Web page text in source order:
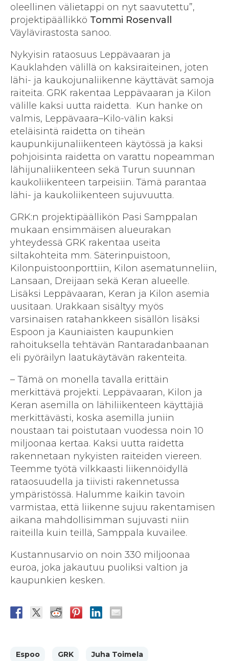
oleellinen välietappi on nyt saavutettu”,
projektipäällikkö Tommi Rosenvall
Väylävirastosta sanoo.
Nykyisin rataosuus Leppävaaran ja
Kauklahden välillä on kaksiraiteinen, joten
lähi- ja kaukojunaliikenne käyttävät samoja
raiteita. GRK rakentaa Leppävaaran ja Kilon
välille kaksi uutta raidetta. Kun hanke on
valmis, Leppävaara–Kilo-välin kaksi
eteläisintä raidetta on tiheän
kaupunkijunaliikenteen käytössä ja kaksi
pohjoisinta raidetta on varattu nopeamman
lähijunaliikenteen sekä Turun suunnan
kaukoliikenteen tarpeisiin. Tämä parantaa
lähi- ja kaukoliikenteen sujuvuutta.
GRK:n projektipäällikön Pasi Samppalan
mukaan ensimmäisen alueurakan
yhteydessä GRK rakentaa useita
siltakohteita mm. Säterinpuistoon,
Kilonpuistoonporttiin, Kilon asematunneliin,
Lansaan, Dreijaan sekä Keran alueelle.
Lisäksi Leppävaaran, Keran ja Kilon asemia
uusitaan. Urakkaan sisältyy myös
varsinaisen ratahankkeen sisällön lisäksi
Espoon ja Kauniaisten kaupunkien
rahoituksella tehtävän Rantaradanbaanan
eli pyöräilyn laatukäytävän rakenteita.
– Tämä on monella tavalla erittäin
merkittävä projekti. Leppävaaran, Kilon ja
Keran asemilla on lähiliikenteen käyttäjiä
merkittävästi, koska asemilla juniin
noustaan tai poistutaan vuodessa noin 10
miljoonaa kertaa. Kaksi uutta raidetta
rakennetaan nykyisten raiteiden viereen.
Teemme työtä vilkkaasti liikennöidyllä
rataosuudella ja tiivisti rakennetussa
ympäristössä. Halumme kaikin tavoin
varmistaa, että liikenne sujuu rakentamisen
aikana mahdollisimman sujuvasti niin
raiteilla kuin teillä, Samppala kuvailee.
Kustannusarvio on noin 330 miljoonaa
euroa, joka jakautuu puoliksi valtion ja
kaupunkien kesken.
Espoo GRK Juha Toimela